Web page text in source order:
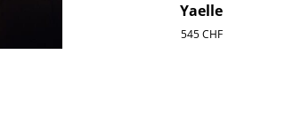
Yaelle
545CHF